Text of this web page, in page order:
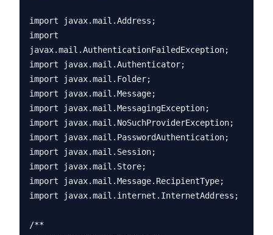
import javax.mail.Address;
import
javax.mail.AuthenticationFailedException;
import javax.mail.Authenticator;
import javax.mail.Folder;
import javax.mail.Message;
import javax.mail.MessagingException;
import javax.mail.NoSuchProviderException;
import javax.mail.PasswordAuthentication;
import javax.mail.Session;
import javax.mail.Store;
import javax.mail.Message.RecipientType;
import javax.mail.internet.InternetAddress;
/**